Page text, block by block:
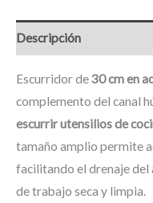
Descripción
Escurridor de30 cm en
complemento del canal
escurrir utensilios de
tamaño amplio permite
facilitando el drenaje del
de trabajo seca y limpia.